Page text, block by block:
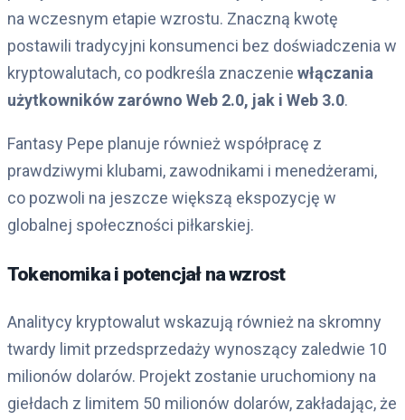
na wczesnym etapie wzrostu. Znaczną kwotę
postawili tradycyjni konsumenci bez doświadczenia w
kryptowalutach, co podkreśla znaczenie włączania
użytkowników zarówno Web 2.0, jak i Web 3.0.
Fantasy Pepe planuje również współpracę z
prawdziwymi klubami, zawodnikami i menedżerami,
co pozwoli na jeszcze większą ekspozycję w
globalnej społeczności piłkarskiej.
Tokenomika i potencjał na wzrost
Analitycy kryptowalut wskazują również na skromny
twardy limit przedsprzedaży wynoszący zaledwie 10
milionów dolarów. Projekt zostanie uruchomiony na
giełdach z limitem 50 milionów dolarów, zakładając, że